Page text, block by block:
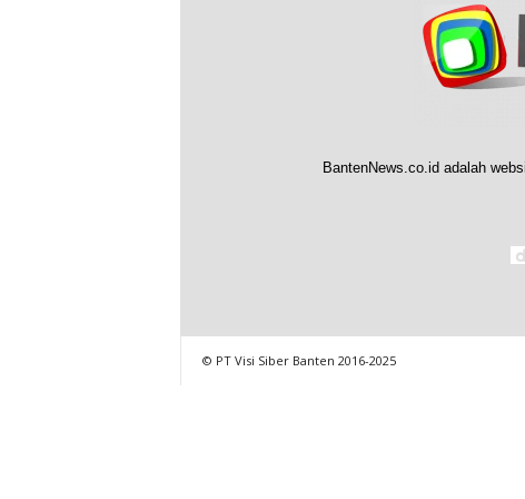
BantenNews.co.id adalah
© PT Visi Siber Banten 2016-2025